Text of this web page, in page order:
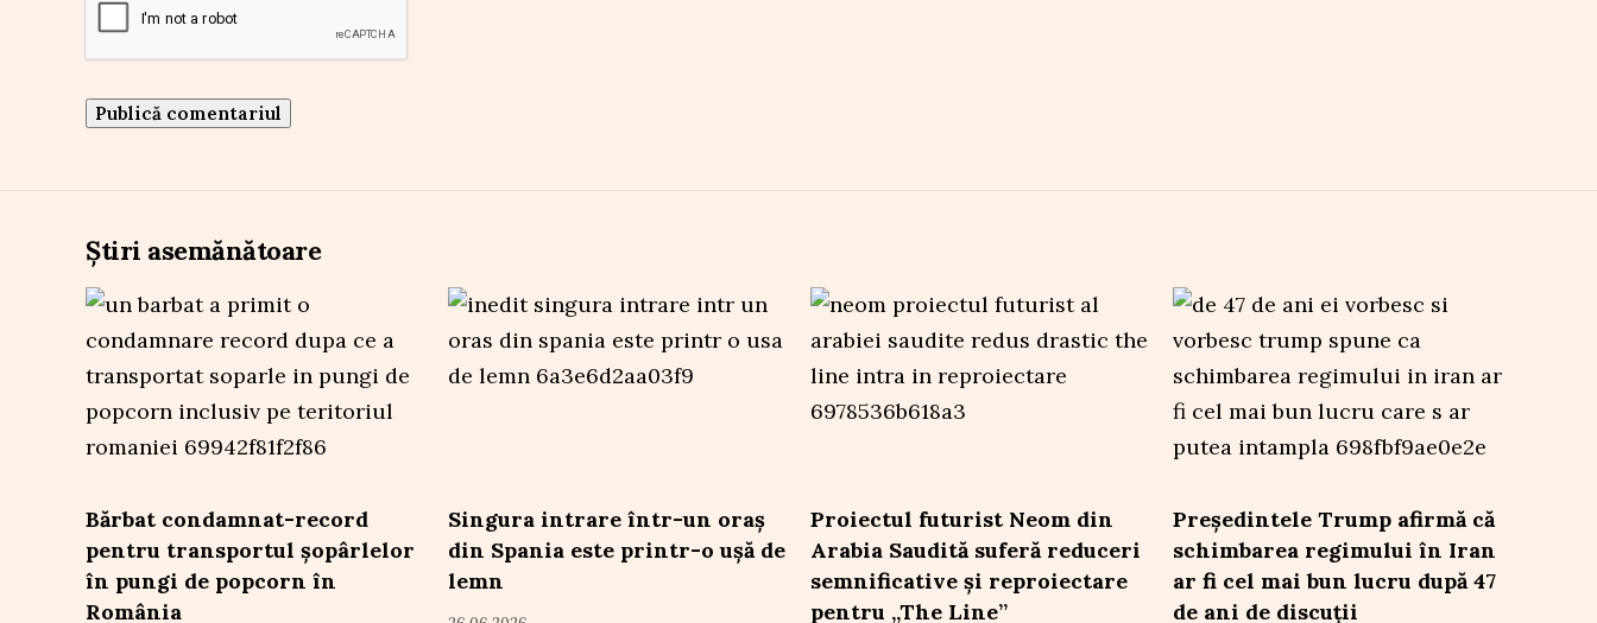
Știri asemănătoare
Bărbat condamnat-record
pentru transportul șopârlelor
în pungi de popcorn în
România
Singura intrare într-un oraș
din Spania este printr-o ușă de
lemn
Proiectul futurist Neom din
Arabia Saudită suferă reduceri
semnificative și reproiectare
pentru „The Line”
Președintele Trump afirmă că
schimbarea regimului în Iran
ar fi cel mai bun lucru după 47
de ani de discuții